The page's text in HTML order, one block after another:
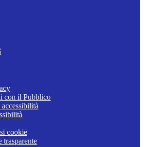
con il Pubblico
cookie
trasparente